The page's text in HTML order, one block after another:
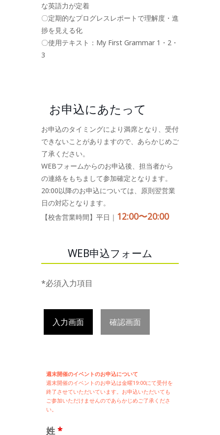
な英語力が定着
〇定期的なプログレスレポートで理解度・進
捗を見える化
〇使用テキスト：My First Grammar 1・2・
3
お申込にあたって
お申込のタイミングにより満席となり、受付
できないことがありますので、あらかじめご
了承ください。
WEBフォームからのお申込後、担当者から
の連絡をもちまして参加確定となります。
20:00以降のお申込については、原則翌営業
日の対応となります。
【校舎営業時間】平日｜ 12:00〜20:00
WEB申込フォーム
*必須入力項目
入力画面 確認画面
週末開催のイベントのお申込について
週末開催のイベントのお申込は金曜19:00にて受付を
終了させていただいています。お申込いただいても
ご参加いただけませんのであらかじめご了承くださ
い。
姓 *